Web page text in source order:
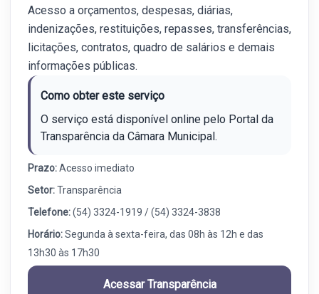
Acesso a orçamentos, despesas, diárias,
indenizações, restituições, repasses, transferências,
licitações, contratos, quadro de salários e demais
informações públicas.
Como obter este serviço
O serviço está disponível online pelo Portal da
Transparência da Câmara Municipal.
Prazo:Acesso imediato
Setor:Transparência
Telefone:(54) 3324-1919 / (54) 3324-3838
Horário:Segunda à sexta-feira, das 08h às 12h e das
13h30 às 17h30
Acessar Transparência